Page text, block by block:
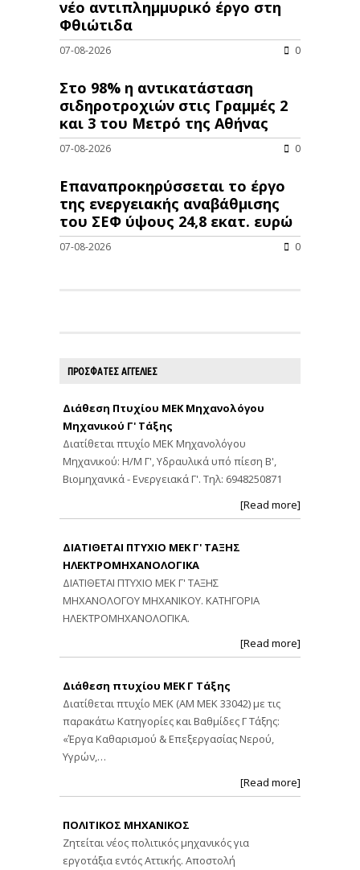
νέo αντιπλημμυρικό έργο στη
Φθιώτιδα
07-08-2026 0
Στο 98% η αντικατάσταση
σιδηροτροχιών στις Γραμμές 2
και 3 του Μετρό της Αθήνας
07-08-2026 0
Επαναπροκηρύσσεται το έργο
της ενεργειακής αναβάθμισης
του ΣΕΦ ύψους 24,8 εκατ. ευρώ
07-08-2026 0
ΠΡΟΣΦΑΤΕΣ ΑΓΓΕΛΙΕΣ
Διάθεση Πτυχίου ΜΕΚ Μηχανολόγου
Μηχανικού Γ' Τάξης
Διατίθεται πτυχίο ΜΕΚ Μηχανολόγου
Μηχανικού: Η/Μ Γ', Υδραυλικά υπό πίεση Β',
Βιομηχανικά - Ενεργειακά Γ'. Τηλ: 6948250871
[Read more]
ΔΙΑΤΙΘΕΤΑΙ ΠΤΥΧΙΟ ΜΕΚ Γ' ΤΑΞΗΣ
ΗΛΕΚΤΡΟΜΗΧΑΝΟΛΟΓΙΚΑ
ΔΙΑΤΙΘΕΤΑΙ ΠΤΥΧΙΟ ΜΕΚ Γ' ΤΑΞΗΣ
ΜΗΧΑΝΟΛΟΓΟΥ ΜΗΧΑΝΙΚΟΥ. ΚΑΤΗΓΟΡΙΑ
ΗΛΕΚΤΡΟΜΗΧΑΝΟΛΟΓΙΚΑ.
[Read more]
Διάθεση πτυχίου ΜΕΚ Γ Τάξης
Διατίθεται πτυχίο ΜΕΚ (ΑΜ ΜΕΚ 33042) με τις
παρακάτω Κατηγορίες και Βαθμίδες Γ Τάξης:
«Έργα Καθαρισμού & Επεξεργασίας Νερού,
Υγρών,…
[Read more]
ΠΟΛΙΤΙΚΟΣ ΜΗΧΑΝΙΚΟΣ
Ζητείται νέος πολιτικός μηχανικός για
εργοτάξια εντός Αττικής. Αποστολή